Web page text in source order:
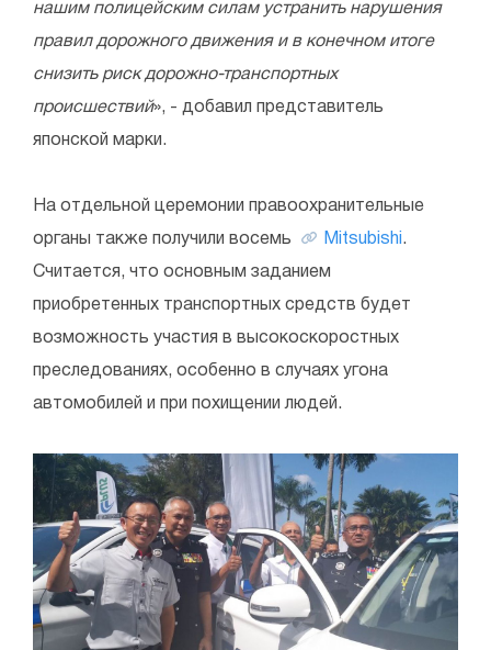
нашим полицейским силам устранить нарушения
правил дорожного движения и в конечном итоге
снизить риск дорожно-транспортных
происшествий», - добавил представитель
японской марки.
На отдельной церемонии правоохранительные
органы также получили восемь Mitsubishi .
Считается, что основным заданием
приобретенных транспортных средств будет
возможность участия в высокоскоростных
преследованиях, особенно в случаях угона
автомобилей и при похищении людей.